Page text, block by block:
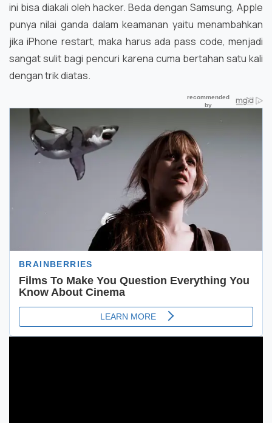
ini bisa diakali oleh hacker. Beda dengan Samsung, Apple
punya nilai ganda dalam keamanan yaitu menambahkan
jika iPhone restart, maka harus ada pass code, menjadi
sangat sulit bagi pencuri karena cuma bertahan satu kali
dengan trik diatas.